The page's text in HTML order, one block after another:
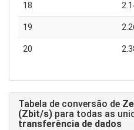
18
19
20
Tabela de conversão de
(Zbit/s) para todas as
transferência de dados